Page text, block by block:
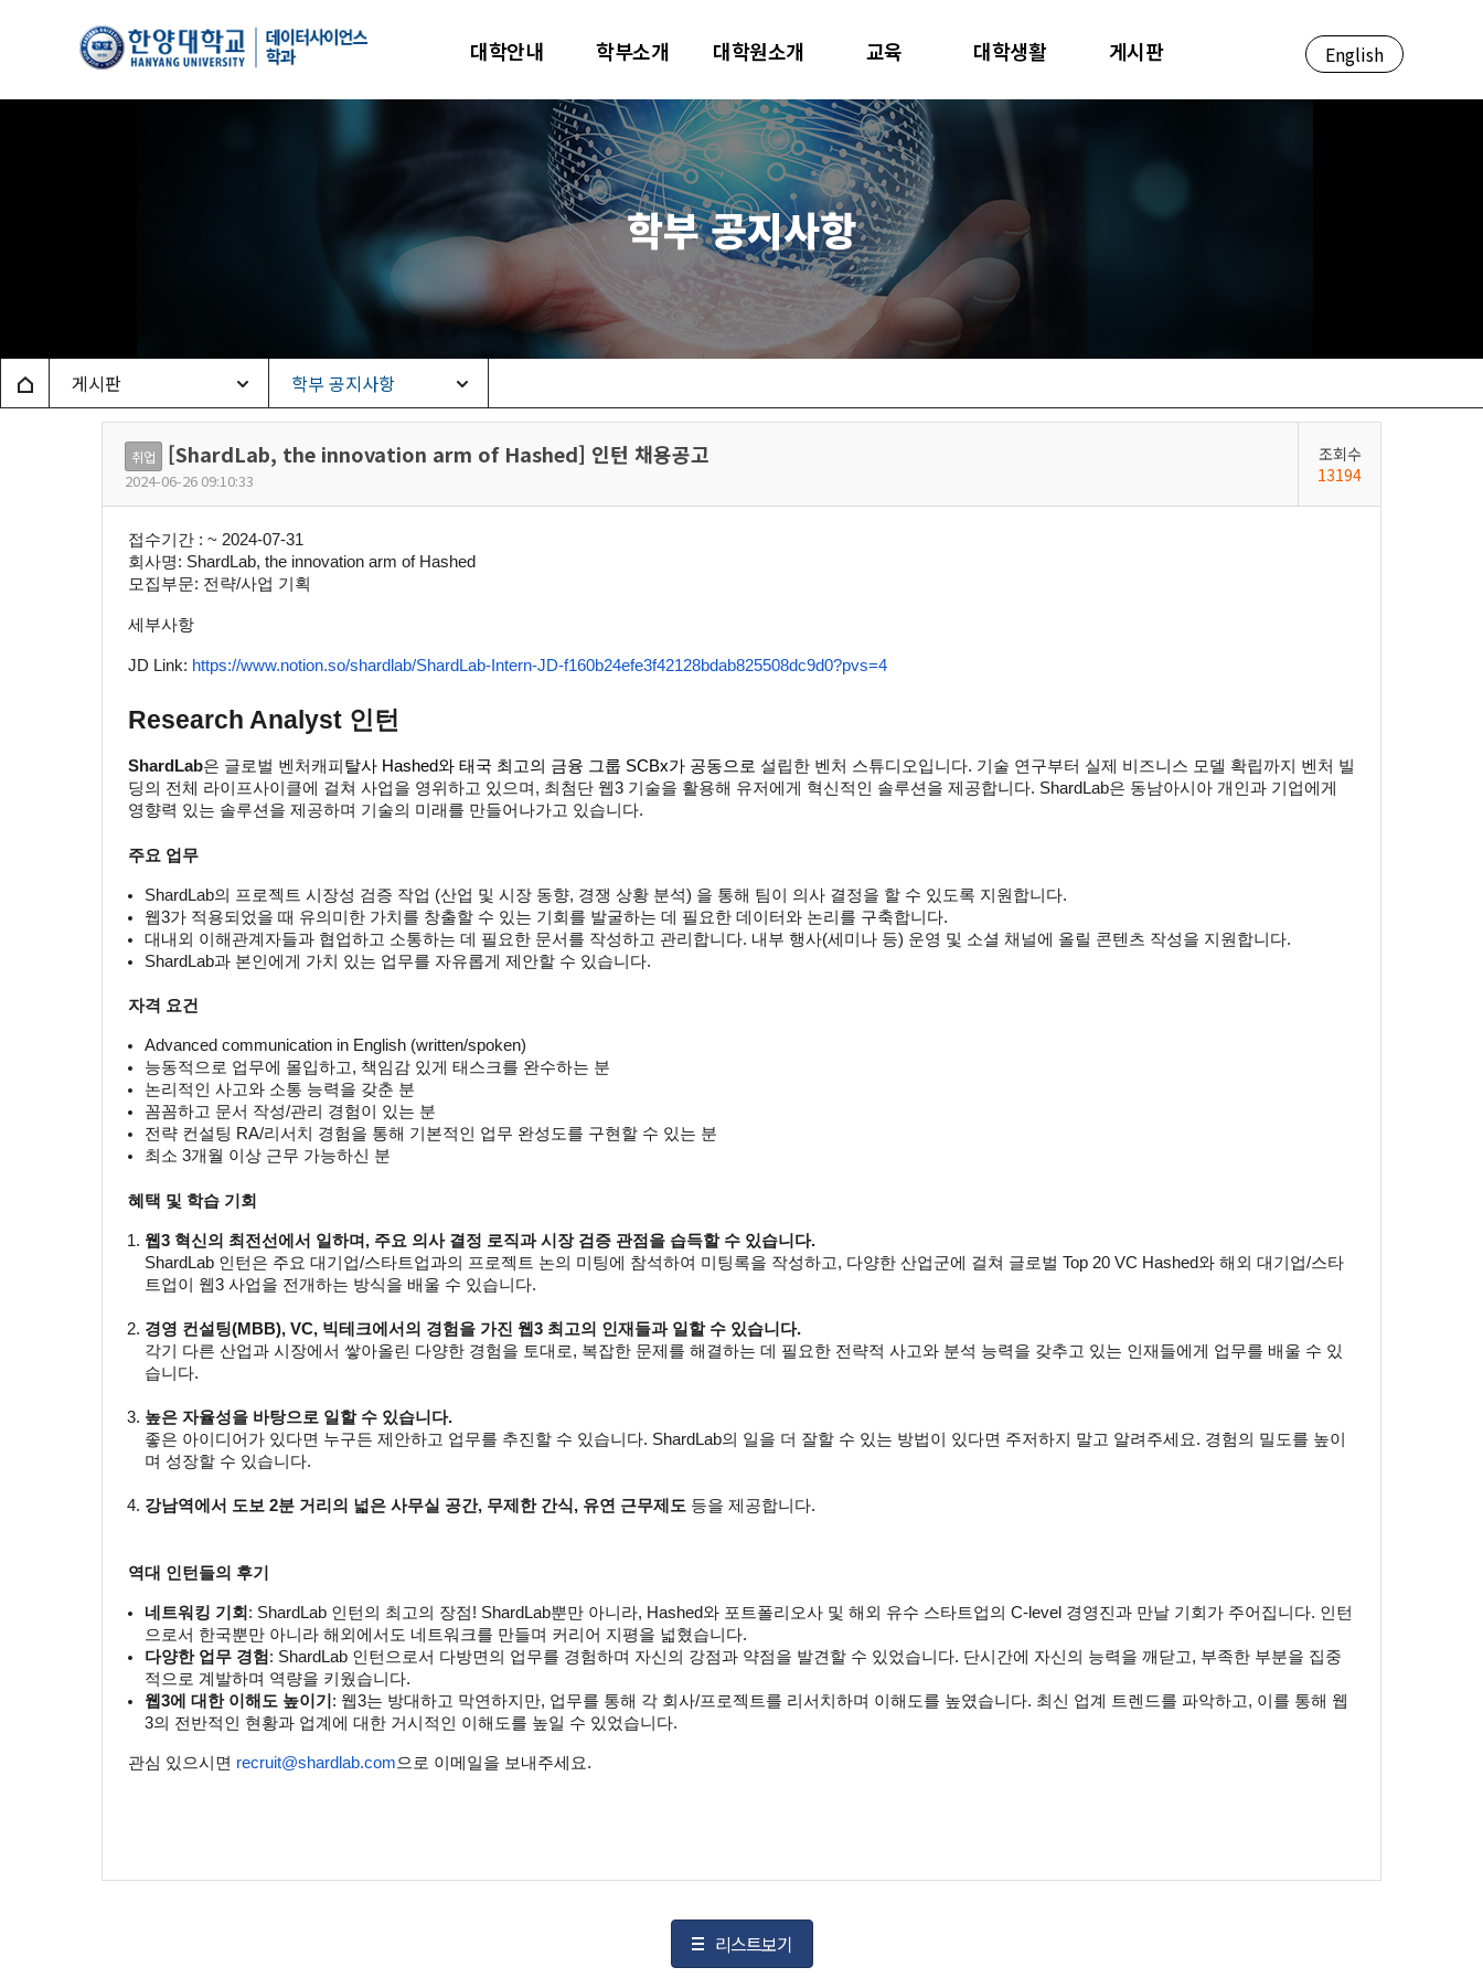
한양대학교
대학안내 학부소개 대학원소개 교육 대학생활 게시판 English
학부 공지사항
Home 게시판 학부 공지사항
취업 [ShardLab, the innovation arm of Hashed] 인턴 채용공고
2024-06-26 09:10:33
조회수
13194
접수기간 : ~ 2024-07-31
회사명: ShardLab, the innovation arm of Hashed
모집부문: 전략/사업 기획
세부사항
JD Link: https://www.notion.so/shardlab/ShardLab-Intern-JD-f160b24efe3f42128bdab825508dc9d0?pvs=4
Research Analyst 인턴
ShardLab은 글로벌 벤처캐피 탈사 Hashed와 태국 최고의 금융 그룹 SCBx가 공동으로 설립한 벤처 스튜디오입니다. 기술 연구부터 실제 비즈니스 모델 확립까지 벤처 빌
딩의 전체 라이프사이클에 걸쳐 사업을 영위하고 있으며, 최첨단 웹3 기술을 활용해 유저에게 혁신적인 솔루션을 제공합니다. ShardLab은 동남아시아 개인과 기업에게
영향력 있는 솔루션을 제공하며 기술의 미래를 만들어나가고 있습니다.
주요 업무
ShardLab의 프로젝트 시장성 검증 작업 (산업 및 시장 동향, 경쟁 상황 분석) 을 통해 팀이 의사 결정을 할 수 있도록 지원합니다.
웹3가 적용되었을 때 유의미한 가치를 창출할 수 있는 기회를 발굴하는 데 필요한 데이터와 논리를 구축합니다.
대내외 이해관계자들과 협업하고 소통하는 데 필요한 문서를 작성하고 관리합니다. 내부 행사(세미나 등) 운영 및 소셜 채널에 올릴 콘텐츠 작성을 지원합니다.
ShardLab과 본인에게 가치 있는 업무를 자유롭게 제안할 수 있습니다.
자격 요건
Advanced communication in English (written/spoken)
능동적으로 업무에 몰입하고, 책임감 있게 태스크를 완수하는 분
논리적인 사고와 소통 능력을 갖춘 분
꼼꼼하고 문서 작성/관리 경험이 있는 분
전략 컨설팅 RA/리서치 경험을 통해 기본적인 업무 완성도를 구현할 수 있는 분
최소 3개월 이상 근무 가능하신 분
혜택 및 학습 기회
웹3 혁신의 최전선에서 일하며, 주요 의사 결정 로직과 시장 검증 관점을 습득할 수 있습니다.
ShardLab 인턴은 주요 대기업/스타트업과의 프로젝트 논의 미팅에 참석하여 미팅록을 작성하고, 다양한 산업군에 걸쳐 글로벌 Top 20 VC Hashed와 해외 대기업/스타
트업이 웹3 사업을 전개하는 방식을 배울 수 있습니다.
경영 컨설팅(MBB), VC, 빅테크에서의 경험을 가진 웹3 최고의 인재들과 일할 수 있습니다.
각기 다른 산업과 시장에서 쌓아올린 다양한 경험을 토대로, 복잡한 문제를 해결하는 데 필요한 전략적 사고와 분석 능력을 갖추고 있는 인재들에게 업무를 배울 수 있
습니다.
높은 자율성을 바탕으로 일할 수 있습니다.
좋은 아이디어가 있다면 누구든 제안하고 업무를 추진할 수 있습니다. ShardLab의 일을 더 잘할 수 있는 방법이 있다면 주저하지 말고 알려주세요. 경험의 밀도를 높이
며 성장할 수 있습니다.
강남역에서 도보 2분 거리의 넓은 사무실 공간, 무제한 간식, 유연 근무제도 등을 제공합니다.
역대 인턴들의 후기
네트워킹 기회 : ShardLab 인턴의 최고의 장점! ShardLab뿐만 아니라, Hashed와 포트폴리오사 및 해외 유수 스타트업의 C-level 경영진과 만날 기회가 주어집니다. 인턴
으로서 한국뿐만 아니라 해외에서도 네트워크를 만들며 커리어 지평을 넓혔습니다.
다양한 업무 경험: ShardLab 인턴으로서 다방면의 업무를 경험하며 자신의 강점과 약점을 발견할 수 있었습니다. 단시간에 자신의 능력을 깨닫고, 부족한 부분을 집중
적으로 계발하며 역량을 키웠습니다.
웹3에 대한 이해도 높이기 : 웹3는 방대하고 막연하지만, 업무를 통해 각 회사/프로젝트를 리서치하며 이해도를 높였습니다. 최신 업계 트렌드를 파악하고, 이를 통해 웹
3의 전반적인 현황과 업계에 대한 거시적인 이해도를 높일 수 있었습니다.
관심 있으시면 recruit@shardlab.com으로 이메일을 보내주세요.
리스트보기